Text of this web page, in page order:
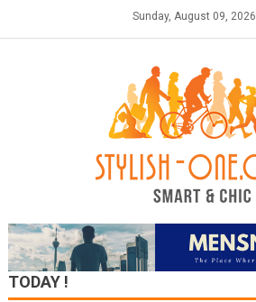
Sunday, August 09, 2026
TODAY !